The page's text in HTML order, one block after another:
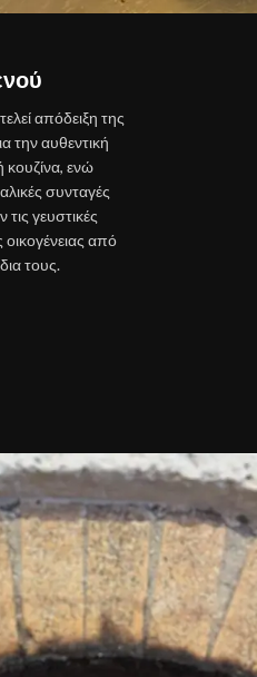
απόδειξη της
την αυθεντική
κουζίνα, ενώ
συνταγές
γευστικές
οικογένειας από
τους.